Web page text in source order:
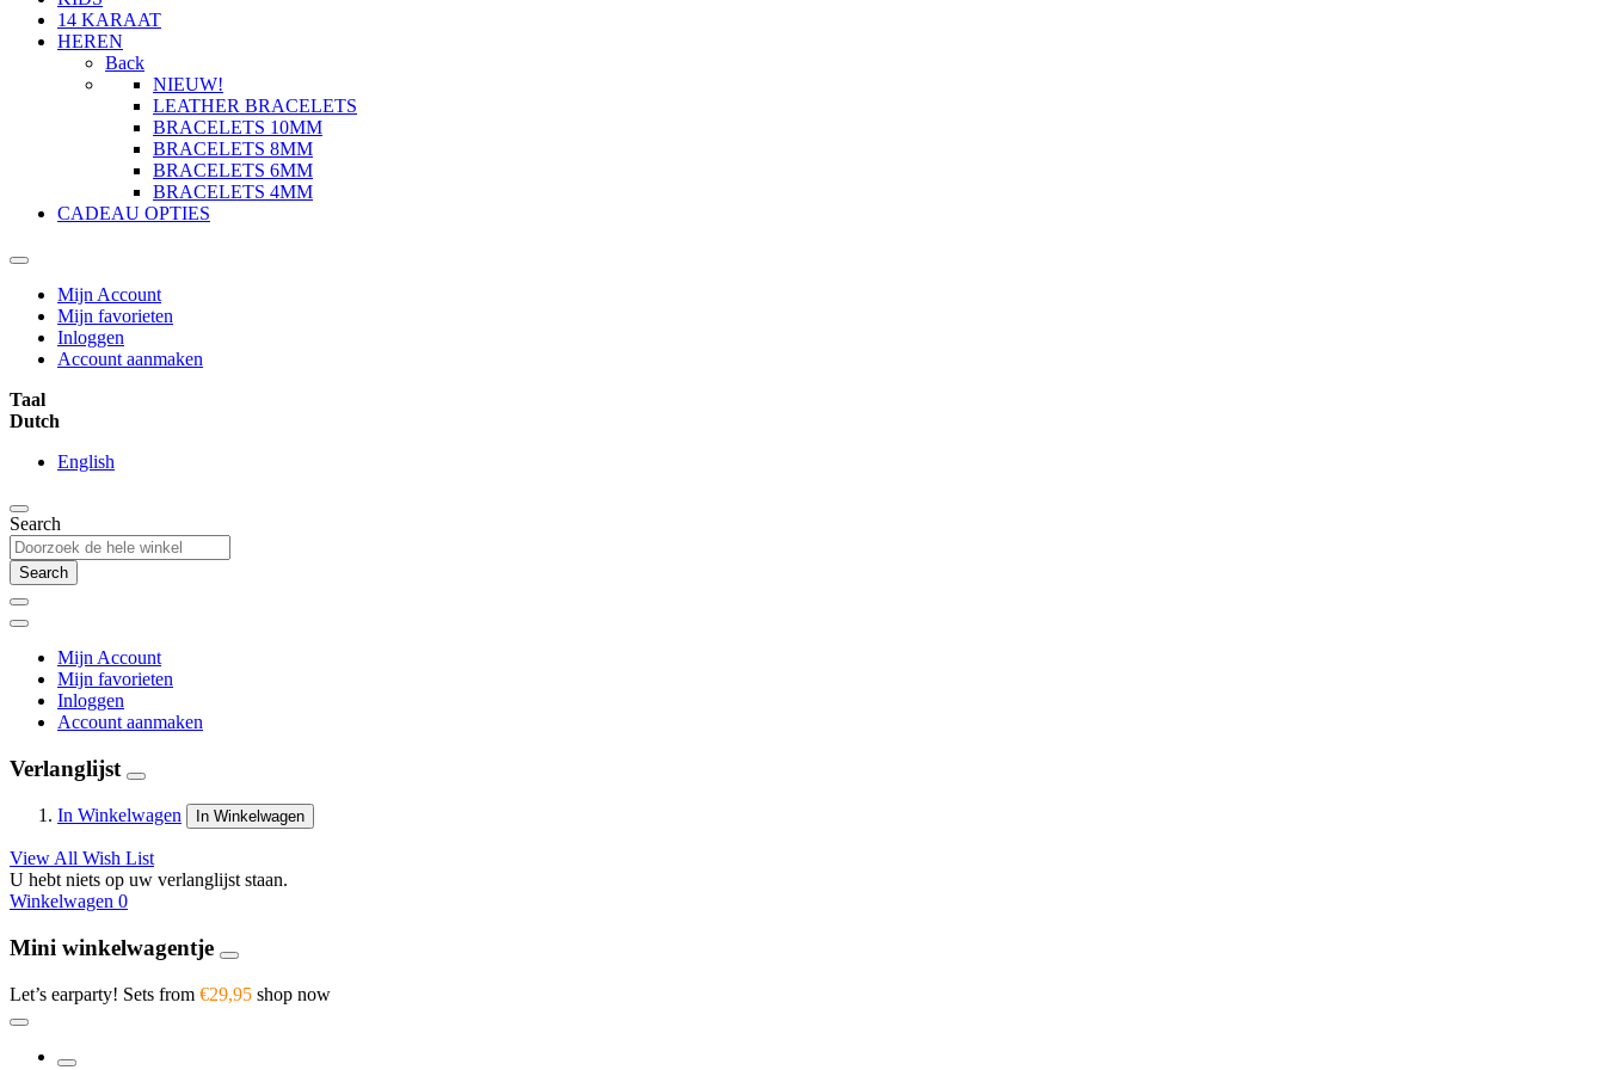
14 KARAAT
HEREN
Back
NIEUW!
LEATHER BRACELETS
BRACELETS 10MM
BRACELETS 8MM
BRACELETS 6MM
BRACELETS 4MM
CADEAU OPTIES
Mijn Account
Mijn favorieten
Inloggen
Account aanmaken
Taal
Dutch
English
Search
Search
Mijn Account
Mijn favorieten
Inloggen
Account aanmaken
Verlanglijst
In Winkelwagen In Winkelwagen
View All Wish List
U hebt niets op uw verlanglijst staan.
Winkelwagen 0
Mini winkelwagentje
Let’s earparty! Sets from €29,95 shop now